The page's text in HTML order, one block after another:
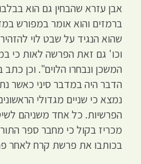
אבן עזרא שהבחין גם הוא
ברמזים והוא אומר במפורש
שהוא הנגיד על שבט לוי
וכו' גם זאת הפרשה לאות כי
המשכן ונבחרו הלוים". וכן
הדבר היה במדבר סיני כאשר
נמצא כי שניים מגדולי
הפרשיות. כל אחד משניהם
מכריז בקול כי מחבר ספר
בכותבו את פרשת קרח לאחר